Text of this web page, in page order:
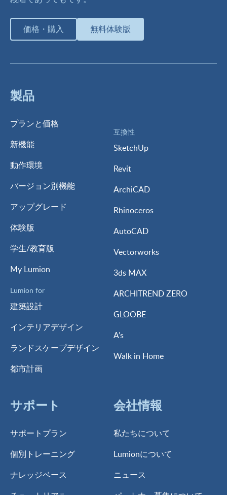
価格・購入 無料体験版
製品
プランと価格
新機能
動作環境
バージョン別機能
アップグレード
体験版
学生/教育版
My Lumion
Lumion for
建築設計
インテリアデザイン
ランドスケープデザイン
都市計画
互換性
SketchUp
Revit
ArchiCAD
Rhinoceros
AutoCAD
Vectorworks
3ds MAX
ARCHITREND ZERO
GLOOBE
A’s
Walk in Home
サポート
サポートプラン
個別トレーニング
ナレッジベース
会社情報
私たちについて
Lumionについて
ニュース